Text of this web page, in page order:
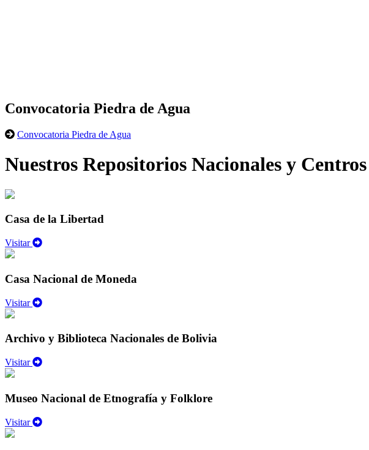
Convocatoria Piedra de Agua
Convocatoria Piedra de Agua
Nuestros Repositorios Nacionales y
Casa de la Libertad
Visitar
Casa Nacional de Moneda
Visitar
Archivo y Biblioteca Nacionales de Bolivia
Visitar
Museo Nacional de Etnografía y Folklore
Visitar